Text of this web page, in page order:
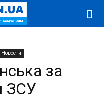
Новости
за
ЗСУ